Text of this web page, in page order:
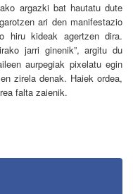
argazki bat hautatu dute
ari den manifestazio
hiru kideak agertzen dira.
jarri ginenik”, argitu du
aurpegiak pixelatu egin
zirela denak. Haiek ordea,
falta zaienik.